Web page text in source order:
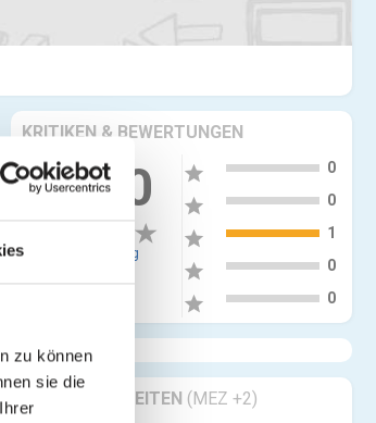
zu können
sie die
KRITIKEN & BEWERTUNGEN
3.00
1 Bewertung
star 0
star 0
star 1
star 0
star 0
GESCHÄFTSZEITEN (MEZ +2)